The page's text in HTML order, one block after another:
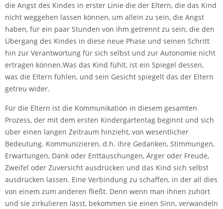
die Angst des Kindes in erster Linie die der Eltern, die das Kind
nicht weggehen lassen können, um allein zu sein, die Angst
haben, für ein paar Stunden von ihm getrennt zu sein, die den
Übergang des Kindes in diese neue Phase und seinen Schritt
hin zur Verantwortung für sich selbst und zur Autonomie nicht
ertragen können.Was das Kind fühlt, ist ein Spiegel dessen,
was die Eltern fühlen, und sein Gesicht spiegelt das der Eltern
getreu wider.
Für die Eltern ist die Kommunikation in diesem gesamten
Prozess, der mit dem ersten Kindergartentag beginnt und sich
über einen langen Zeitraum hinzieht, von wesentlicher
Bedeutung. Kommunizieren, d.h. ihre Gedanken, Stimmungen,
Erwartungen, Dank oder Enttäuschungen, Ärger oder Freude,
Zweifel oder Zuversicht ausdrücken und das Kind sich selbst
ausdrücken lassen. Eine Verbindung zu schaffen, in der all dies
von einem zum anderen fließt. Denn wenn man ihnen zuhört
und sie zirkulieren lässt, bekommen sie einen Sinn, verwandeln